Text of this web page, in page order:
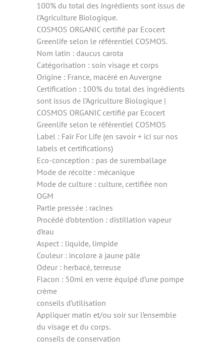
100% du total des ingrédients sont issus de
l’Agriculture Biologique.
COSMOS ORGANIC certifié par Ecocert
Greenlife selon le référentiel COSMOS.
Nom latin : daucus carota
Catégorisation : soin visage et corps
Origine : France, macéré en Auvergne
Certification : 100% du total des ingrédients
sont issus de l’Agriculture Biologique |
COSMOS ORGANIC certifié par Ecocert
Greenlife selon le référentiel COSMOS
Label : Fair For Life (en savoir + ici sur nos
labels et certifications)
Eco-conception : pas de suremballage
Mode de récolte : mécanique
Mode de culture : culture, certifiée non
OGM
Partie pressée : racines
Procédé d’obtention : distillation vapeur
d’eau
Aspect : liquide, limpide
Couleur : incolore à jaune pâle
Odeur : herbacé, terreuse
Flacon : 50ml en verre équipé d’une pompe
crème
conseils d’utilisation
Appliquer matin et/ou soir sur l’ensemble
du visage et du corps.
conseils de conservation